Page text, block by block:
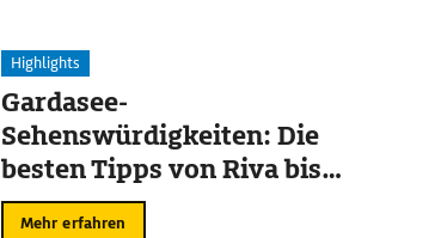
Highlights
Gardasee-
Sehenswürdigkeiten: Die
besten Tipps von Riva bis
Sirmione
Mehr erfahren